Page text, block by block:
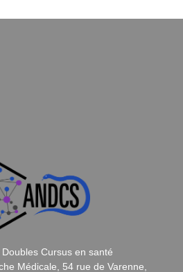
Cursus en santé
Médicale, 54 rue de Varenne,